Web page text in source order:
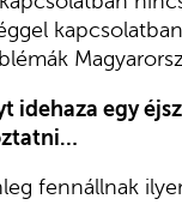
idehaza egy
fennállnak